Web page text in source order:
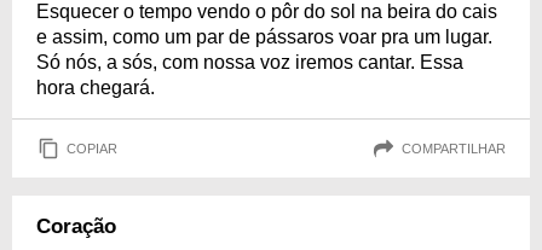
Esquecer o tempo vendo o pôr do sol na beira do cais
e assim, como um par de pássaros voar pra um lugar.
Só nós, a sós, com nossa voz iremos cantar. Essa
hora chegará.
COPIAR COMPARTILHAR
Coração